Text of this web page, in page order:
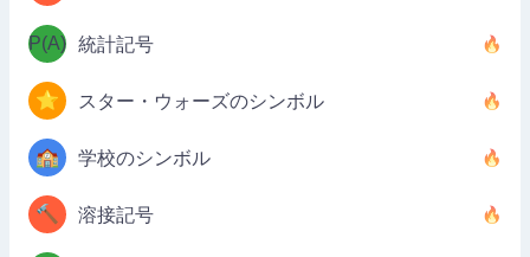
P(A) 統計記号
⭐ スター・ウォーズのシンボル
🏫 学校のシンボル
🔨 溶接記号